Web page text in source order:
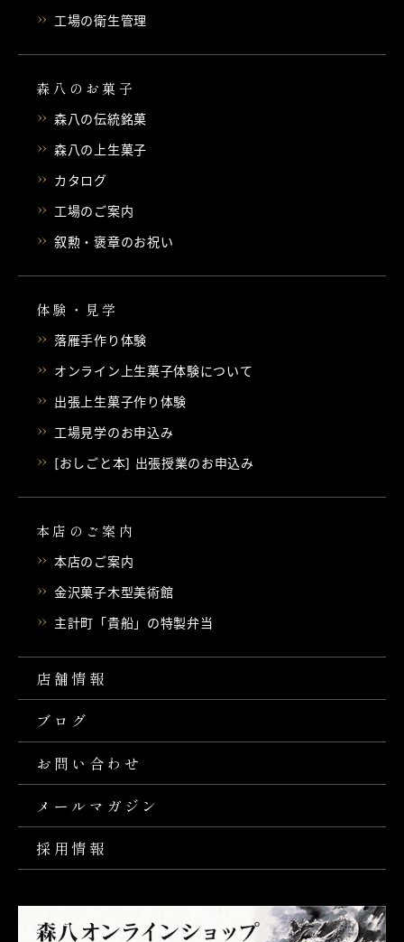
工場の衛生管理
森八のお菓子
森八の伝統銘菓
森八の上生菓子
カタログ
工場のご案内
叙勲・褒章のお祝い
体験・見学
落雁手作り体験
オンライン上生菓子体験について
出張上生菓子作り体験
工場見学のお申込み
[おしごと本] 出張授業のお申込み
本店のご案内
本店のご案内
金沢菓子木型美術館
主計町「貴船」の特製弁当
店舗情報
ブログ
お問い合わせ
メールマガジン
採用情報